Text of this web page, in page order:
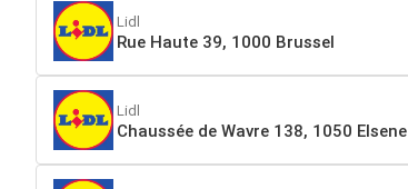
Lidl
Rue Haute 39, 1000 Brussel
Lidl
Chaussée de Wavre 138, 1050 Elsene